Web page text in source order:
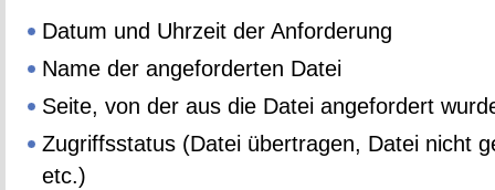
Datum und Uhr­zeit der An­for­de­rung
Name der an­ge­for­der­ten Datei
Seite, von der aus die Datei an­ge­for­dert
Zu­griffs­sta­tus (Datei über­tra­gen, Datei nicht
etc.)